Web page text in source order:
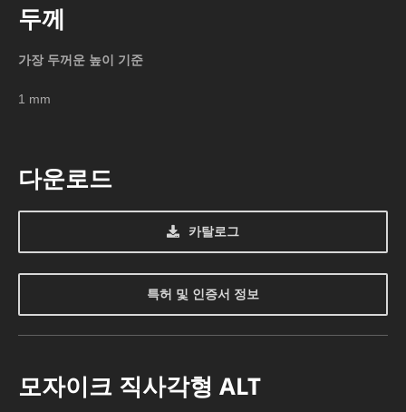
두께
가장 두꺼운 높이 기준
1 mm
다운로드
카탈로그
특허 및 인증서 정보
모자이크 직사각형 ALT